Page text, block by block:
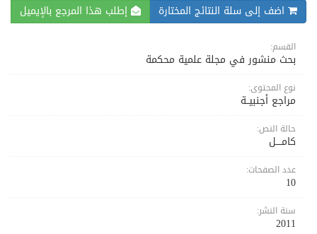
اضف إلى سلة النتائج المختارة إطلب هذا المرجع بالإيميل
القسم:
بحث منشور في مجلة علمية محكمة
نوع المحتوى:
مراجع أجنبيــة
حالة النص:
كامــــل
عدد الصفحات:
10
سنة النشر:
2011